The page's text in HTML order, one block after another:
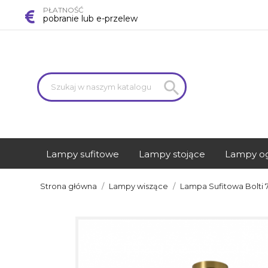
PŁATNOŚĆ
pobranie lub e-przelew

Lampy sufitowe Lampy stojące Lampy
Strona główna Lampy wiszące Lampa Sufitowa Bolti